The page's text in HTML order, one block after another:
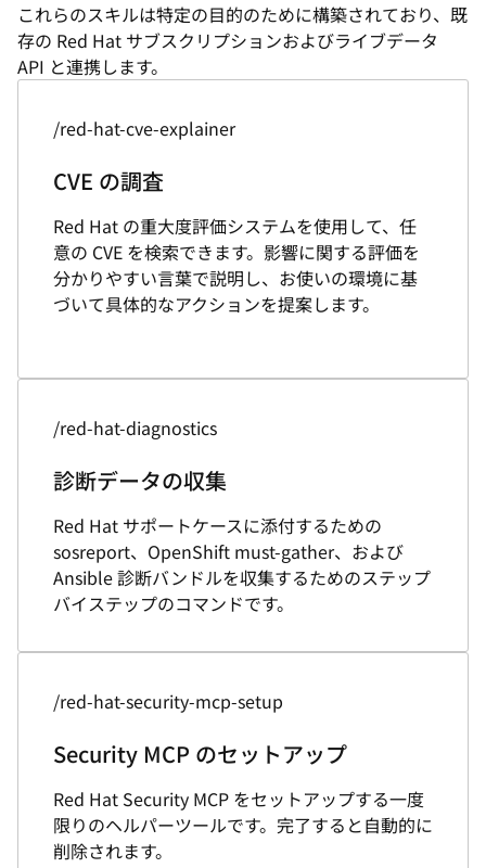
これらのスキルは特定の目的のために構築されており、既
存の Red Hat サブスクリプションおよびライブデータ
API と連携します。
/red-hat-cve-explainer
CVE の調査
Red Hat の重大度評価システムを使用して、任
意の CVE を検索できます。影響に関する評価を
分かりやすい言葉で説明し、お使いの環境に基
づいて具体的なアクションを提案します。
/red-hat-diagnostics
診断データの収集
Red Hat サポートケースに添付するための
sosreport、OpenShift must-gather、および
Ansible 診断バンドルを収集するためのステップ
バイステップのコマンドです。
/red-hat-security-mcp-setup
Security MCP のセットアップ
Red Hat Security MCP をセットアップする一度
限りのヘルパーツールです。完了すると自動的に
削除されます。